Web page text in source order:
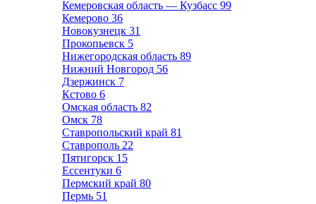
Кемеровская область — Кузбасс 99
Кемерово 36
Новокузнецк 31
Прокопьевск 5
Нижегородская область 89
Нижний Новгород 56
Дзержинск 7
Кстово 6
Омская область 82
Омск 78
Ставропольский край 81
Ставрополь 22
Пятигорск 15
Ессентуки 6
Пермский край 80
Пермь 51